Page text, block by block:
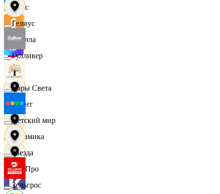
Вайс
Ителла
kari
Квант
Керамика
КитПро
Гелиус
Гулливер
Дары Света
Детский мир
Звезда
Зельгрос